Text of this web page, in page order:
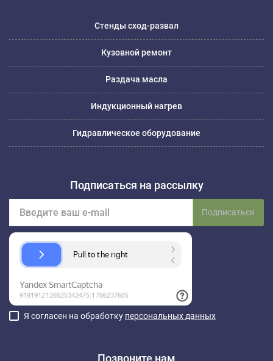
Стенды сход-развал
Кузовной ремонт
Раздача масла
Индукционный нагрев
Гидравлическое оборудование
Подписаться на рассылку
Подписаться
Я согласен на обработку персональных данных
Позвоните нам